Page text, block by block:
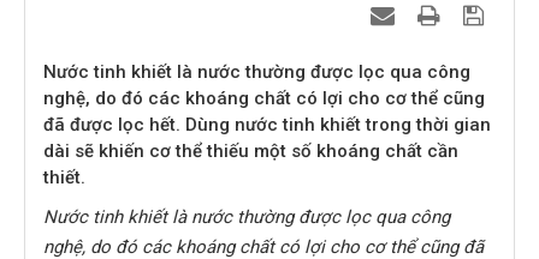
Nước tinh khiết là nước thường được lọc qua công
nghệ, do đó các khoáng chất có lợi cho cơ thể cũng
đã được lọc hết. Dùng nước tinh khiết trong thời gian
dài sẽ khiến cơ thể thiếu một số khoáng chất cần
thiết.
Nước tinh khiết là nước thường được lọc qua công
nghệ, do đó các khoáng chất có lợi cho cơ thể cũng đã